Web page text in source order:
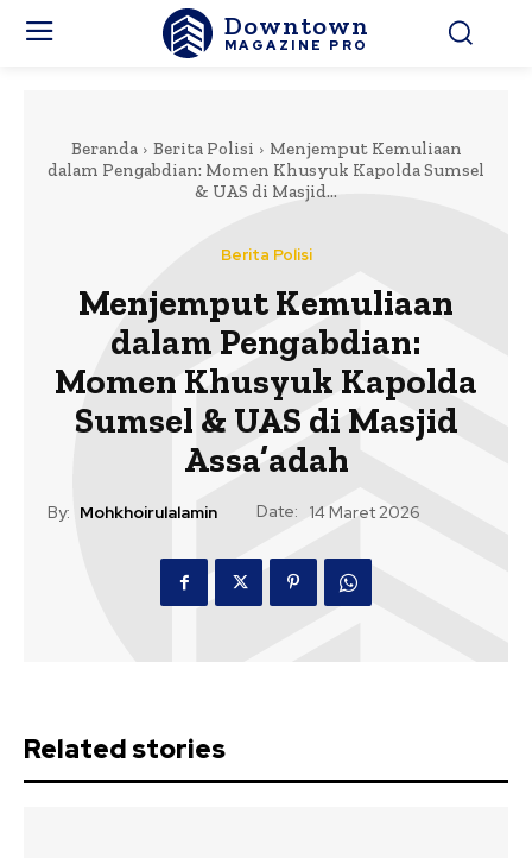
Downtown
MAGAZINE PRO
Beranda Berita Polisi
Menjemput Kemuliaan
dalam Pengabdian: Momen Khusyuk Kapolda Sumsel
& UAS di Masjid...
Berita Polisi
Menjemput Kemuliaan
dalam Pengabdian:
Momen Khusyuk Kapolda
Sumsel & UAS di Masjid
Assa’adah
By: Mohkhoirulalamin Date: 14 Maret 2026
Related stories